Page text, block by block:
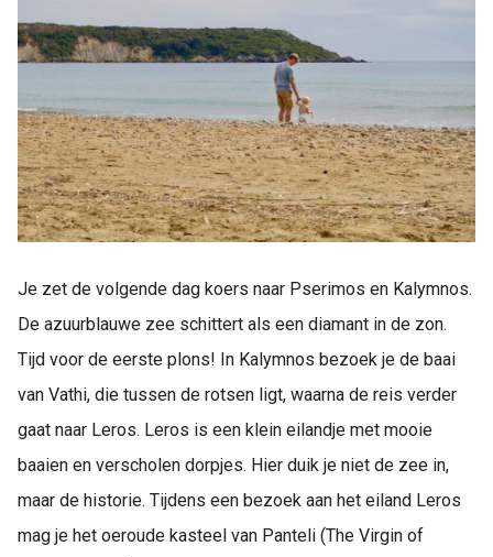
Je zet de volgende dag koers naar Pserimos en Kalymnos.
De azuurblauwe zee schittert als een diamant in de zon.
Tijd voor de eerste plons! In Kalymnos bezoek je de baai
van Vathi, die tussen de rotsen ligt, waarna de reis verder
gaat naar Leros. Leros is een klein eilandje met mooie
baaien en verscholen dorpjes. Hier duik je niet de zee in,
maar de historie. Tijdens een bezoek aan het eiland Leros
mag je het oeroude kasteel van Panteli (The Virgin of